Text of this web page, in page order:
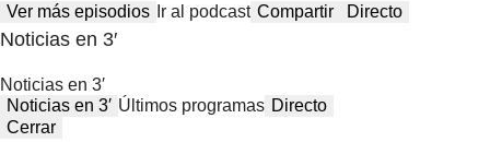
Ver más episodios Ir al podcast Compartir Directo
Noticias en 3′
Noticias en 3′
Noticias en 3′ Últimos programas Directo
Cerrar